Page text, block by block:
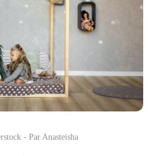
- Par Anasteisha